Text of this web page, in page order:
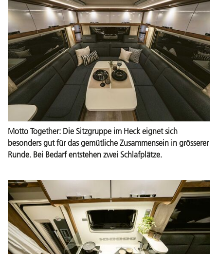
Motto Together: Die Sitzgruppe im Heck eignet sich
besonders gut für das gemütliche Zusammensein in grösserer
Runde. Bei Bedarf entstehen zwei Schlafplätze.